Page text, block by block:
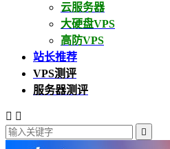
云服务器
大硬盘VPS
高防VPS
站长推荐
VPS测评
服务器测评
 
